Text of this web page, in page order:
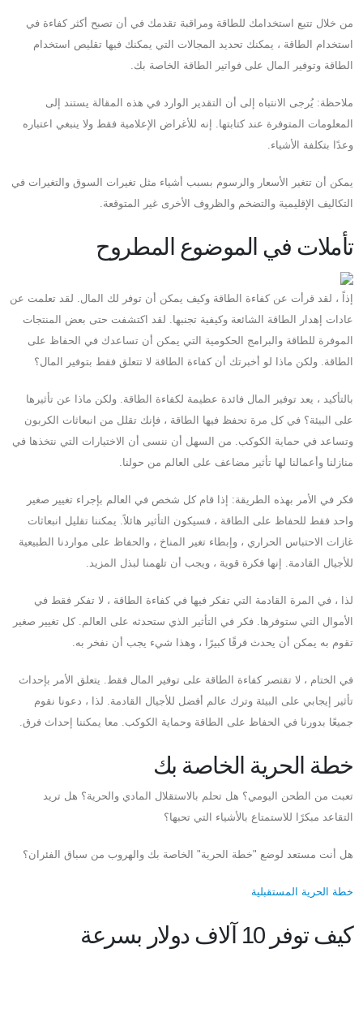
من خلال تتبع استخدامك للطاقة ومراقبة تقدمك في أن تصبح أكثر كفاءة في
استخدام الطاقة ، يمكنك تحديد المجالات التي يمكنك فيها تقليص استخدام
الطاقة وتوفير المال على فواتير الطاقة الخاصة بك.
ملاحظة: يُرجى الانتباه إلى أن التقدير الوارد في هذه المقالة يستند إلى
المعلومات المتوفرة عند كتابتها. إنه للأغراض الإعلامية فقط ولا ينبغي اعتباره
وعدًا بتكلفة الأشياء.
يمكن أن تتغير الأسعار والرسوم بسبب أشياء مثل تغيرات السوق والتغيرات في
التكاليف الإقليمية والتضخم والظروف الأخرى غير المتوقعة.
تأملات في الموضوع المطروح
إذاً ، لقد قرأت عن كفاءة الطاقة وكيف يمكن أن توفر لك المال. لقد تعلمت عن
عادات إهدار الطاقة الشائعة وكيفية تجنبها. لقد اكتشفت حتى بعض المنتجات
الموفرة للطاقة والبرامج الحكومية التي يمكن أن تساعدك في الحفاظ على
الطاقة. ولكن ماذا لو أخبرتك أن كفاءة الطاقة لا تتعلق فقط بتوفير المال؟
بالتأكيد ، يعد توفير المال فائدة عظيمة لكفاءة الطاقة. ولكن ماذا عن تأثيرها
على البيئة؟ في كل مرة تحفظ فيها الطاقة ، فإنك تقلل من انبعاثات الكربون
وتساعد في حماية الكوكب. من السهل أن ننسى أن الاختيارات التي نتخذها في
منازلنا وأعمالنا لها تأثير مضاعف على العالم من حولنا.
فكر في الأمر بهذه الطريقة: إذا قام كل شخص في العالم بإجراء تغيير صغير
واحد فقط للحفاظ على الطاقة ، فسيكون التأثير هائلاً. يمكننا تقليل انبعاثات
غازات الاحتباس الحراري ، وإبطاء تغير المناخ ، والحفاظ على مواردنا الطبيعية
للأجيال القادمة. إنها فكرة قوية ، ويجب أن تلهمنا لبذل المزيد.
لذا ، في المرة القادمة التي تفكر فيها في كفاءة الطاقة ، لا تفكر فقط في
الأموال التي ستوفرها. فكر في التأثير الذي ستحدثه على العالم. كل تغيير صغير
تقوم به يمكن أن يحدث فرقًا كبيرًا ، وهذا شيء يجب أن نفخر به.
في الختام ، لا تقتصر كفاءة الطاقة على توفير المال فقط. يتعلق الأمر بإحداث
تأثير إيجابي على البيئة وترك عالم أفضل للأجيال القادمة. لذا ، دعونا نقوم
جميعًا بدورنا في الحفاظ على الطاقة وحماية الكوكب. معا يمكننا إحداث فرق.
خطة الحرية الخاصة بك
تعبت من الطحن اليومي؟ هل تحلم بالاستقلال المادي والحرية؟ هل تريد
التقاعد مبكرًا للاستمتاع بالأشياء التي تحبها؟
هل أنت مستعد لوضع "خطة الحرية" الخاصة بك والهروب من سباق الفئران؟
خطة الحرية المستقبلية
كيف توفر 10 آلاف دولار بسرعة